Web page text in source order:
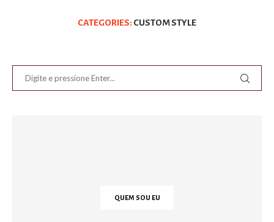
CATEGORIES: CUSTOM STYLE
QUEM SOU EU